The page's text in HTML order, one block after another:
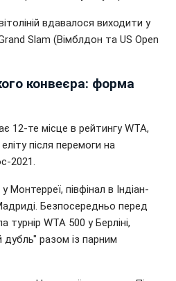
вдавалося виходити у
Slam (Вімблдон та US Open
конвеєра: форма
12-те місце в рейтингу WTA,
після перемоги на
2021.
Монтерреї, півфінал в Індіан-
Безпосередньо перед
WTA 500 у Берліні,
разом із парним